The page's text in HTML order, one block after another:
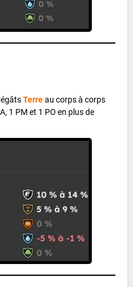
Terreau corps à corps
1 PM et 1 PO en plus de